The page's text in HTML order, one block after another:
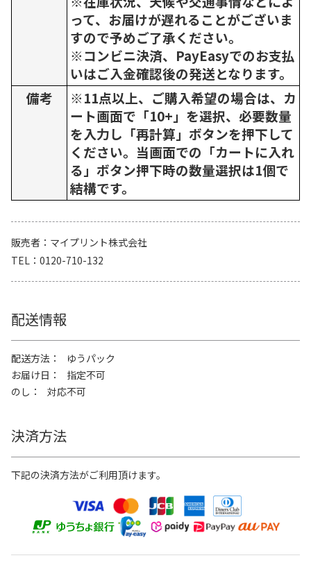
って、お届けが遅れることがございま
すので予めご了承ください。
※コンビニ決済、PayEasyでのお支払
いはご入金確認後の発送となります。
備考
※11点以上、ご購入希望の場合は、カ
ート画面で「10+」を選択、必要数量
を入力し「再計算」ボタンを押下して
ください。当画面での「カートに入れ
る」ボタン押下時の数量選択は1個で
結構です。
販売者
マイプリント株式会社
TEL
0120-710-132
配送情報
配送方法
ゆうパック
お届け日
指定不可
のし
対応不可
決済方法
下記の決済方法がご利用頂けます。